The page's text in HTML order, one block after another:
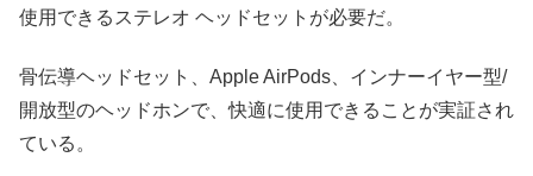
使用できるステレオ ヘッドセットが必要だ。
骨伝導ヘッドセット、Apple AirPods、インナーイヤー型/
開放型のヘッドホンで、快適に使用できることが実証され
ている。